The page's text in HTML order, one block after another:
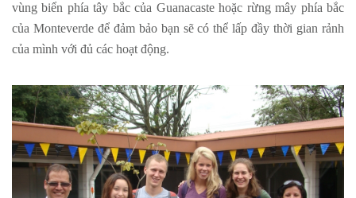
vùng biển phía tây bắc của Guanacaste hoặc rừng mây phía bắc
của Monteverde để đảm bảo bạn sẽ có thể lấp đầy thời gian rảnh
của mình với đủ các hoạt động.